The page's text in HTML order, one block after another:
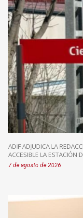
ADIF ADJUDICA LA
ACCESIBLE LA ESTACIÓN
7 de agosto de 2026